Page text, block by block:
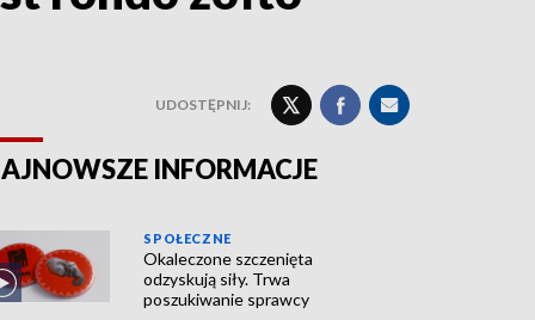
UDOSTĘPNIJ:
INFORMACJE
SPOŁECZNE
Okaleczone szczenięta
odzyskują siły. Trwa
poszukiwanie sprawcy